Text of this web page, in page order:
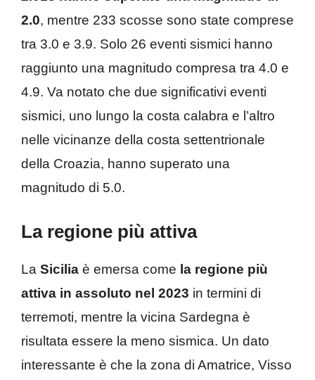
2.0, mentre 233 scosse sono state comprese
tra 3.0 e 3.9. Solo 26 eventi sismici hanno
raggiunto una magnitudo compresa tra 4.0 e
4.9. Va notato che due significativi eventi
sismici, uno lungo la costa calabra e l’altro
nelle vicinanze della costa settentrionale
della Croazia, hanno superato una
magnitudo di 5.0.
La regione più attiva
La Sicilia è emersa come la regione più
attiva in assoluto nel 2023 in termini di
terremoti, mentre la vicina Sardegna è
risultata essere la meno sismica. Un dato
interessante è che la zona di Amatrice, Visso